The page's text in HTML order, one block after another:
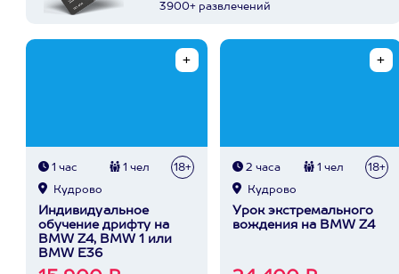
3900+ развлечений
1 час 1 чел 18+
Кудрово
Индивидуальное
обучение дрифту на
BMW Z4, BMW 1 или
BMW E36
2 часа 1 чел 18+
Кудрово
Урок экстремального
вождения на BMW Z4